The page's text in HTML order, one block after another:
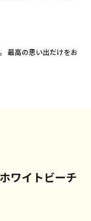
最高の思い出だけをお
ワイトビーチ